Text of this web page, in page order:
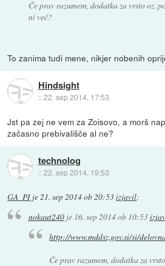
Če prav razumem, dodatka za vrsto oz.
ni več?
To zanima tudi mene, nikjer nobenih
Hindsight
::22. sep 2014, 17:53
Jst pa zej ne vem za Zoisovo, a morš
začasno prebivališče al ne?
technolog
::22. sep 2014, 19:53
GA_PI je21. sep 2014 ob 20:53izjavil:
nokaut240je 16. sep 2014 ob 10:53
http://www.mddsz.gov.si/si/
Če prav razumem, dodatka za